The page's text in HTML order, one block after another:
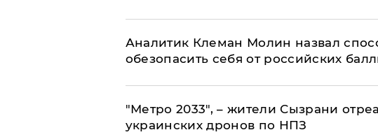
Аналитик Клеман Молин назвал
обезопасить себя от российских
"Метро 2033", – жители Сызрани
украинских дронов по НПЗ